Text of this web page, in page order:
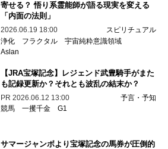
寄せる？ 悟り系霊能師が語る現実を変える
「内面の法則」
2026.06.19 18:00
スピリチュアル
浄化
フラクタル 宇宙純粋意識領域
Aslan
【JRA宝塚記念】レジェンド武豊騎手がまた
も記録更新か？それとも波乱の結末か？
PR 2026.06.12 13:00
予言・予知
競馬 一攫千金 G1
サマージャンボより宝塚記念の馬券が圧倒的